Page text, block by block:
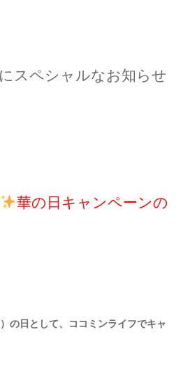
スペシャルなお知らせ
華の日キャンペーンの
の日として、ココミンライフでキャ